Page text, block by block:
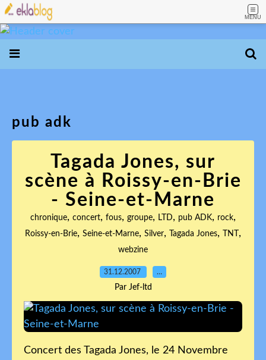
MENU
pub adk
Tagada Jones, sur
scène à Roissy-en-Brie
- Seine-et-Marne
chronique, concert, fous, groupe, LTD, pub ADK, rock,
Roissy-en-Brie, Seine-et-Marne, Silver, Tagada Jones, TNT ,
webzine
31.12.2007 …
Par Jef-ltd
Concert des Tagada Jones, le 24 Novembre